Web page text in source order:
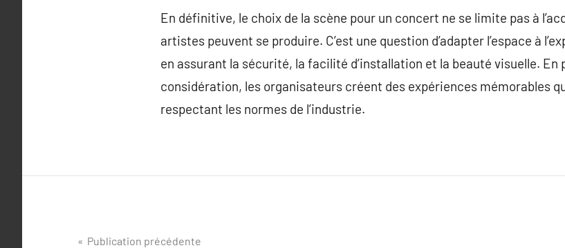
En définitive, le choix de la scène pour un concert ne se limite pas à
artistes peuvent se produire. C’est une question d’adapter l’espace à
en assurant la sécurité, la facilité d’installation et la beauté visuelle.
considération, les organisateurs créent des expériences mémorables
respectant les normes de l’industrie.
Publication précédente